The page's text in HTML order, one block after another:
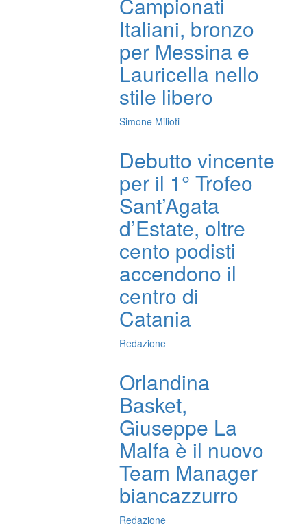
Campionati
Italiani, bronzo
per Messina e
Lauricella nello
stile libero
Simone Milioti
Debutto vincente
per il 1° Trofeo
Sant’Agata
d’Estate, oltre
cento podisti
accendono il
centro di
Catania
Redazione
Orlandina
Basket,
Giuseppe La
Malfa è il nuovo
Team Manager
biancazzurro
Redazione